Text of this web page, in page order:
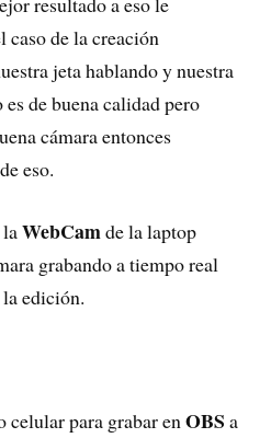
caso de la creación
jeta hablando y nuestra
de buena calidad pero
cámara entonces
eso.
laWebCamde la laptop
grabando a tiempo real
edición.
celular para grabar enOBS a